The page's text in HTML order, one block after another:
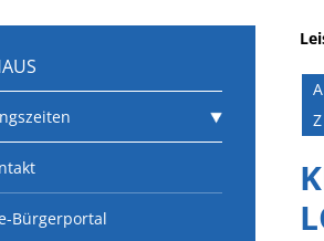
Bürgerportal
A
Z